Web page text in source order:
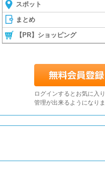
スポット
まとめ
【PR】ショッピング
ログインするとお気に入
管理が出来るようになり